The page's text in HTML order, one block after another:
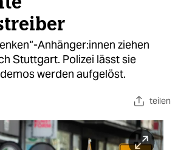
Anhänger:innen ziehen
Stuttgart. Polizei lässt sie
werden aufgelöst.
teilen